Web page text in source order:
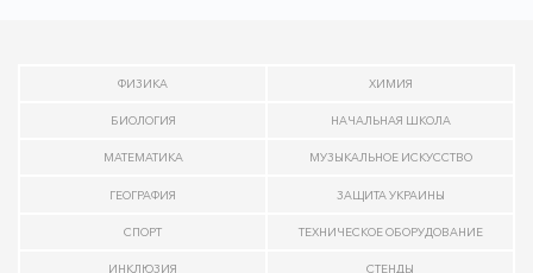
ФИЗИКА ХИМИЯ
БИОЛОГИЯ НАЧАЛЬНАЯ ШКОЛА
МАТЕМАТИКА МУЗЫКАЛЬНОЕ ИСКУССТВО
ГЕОГРАФИЯ ЗАЩИТА УКРАИНЫ
СПОРТ ТЕХНИЧЕСКОЕ ОБОРУДОВАНИЕ
ИНКЛЮЗИЯ СТЕНДЫ